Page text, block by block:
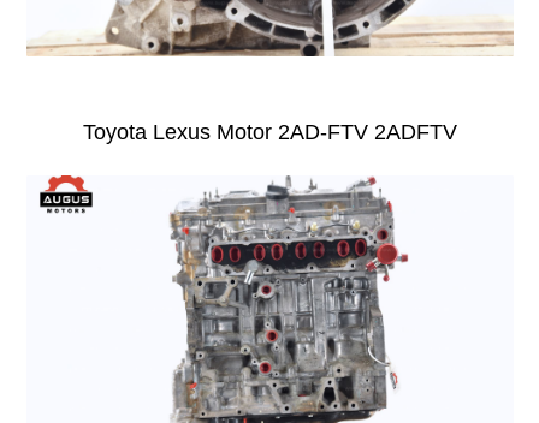
Toyota Lexus Motor 2AD-FTV 2ADFTV